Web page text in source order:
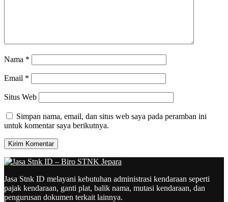
Nama *
Email *
Situs Web
Simpan nama, email, dan situs web saya pada peramban ini
untuk komentar saya berikutnya.
Jasa Stnk ID melayani kebutuhan administrasi kendaraan seperti
pajak kendaraan, ganti plat, balik nama, mutasi kendaraan, dan
pengurusan dokumen terkait lainnya.